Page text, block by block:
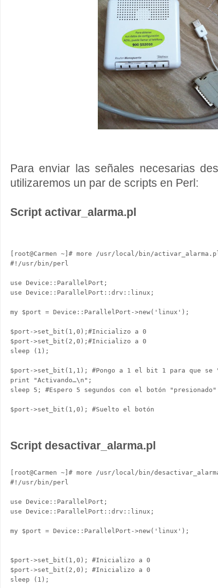
Para enviar las señales necesarias
utilizaremos un par de scripts en Perl:
Script activar_alarma.pl
[root@Carmen ~]# more /usr/local/bin/
#!/usr/bin/perl
use Device::ParallelPort;
use Device::ParallelPort::drv::linux;
my $port = Device::ParallelPort->new('linux');
$port->set_bit(1,0);#Inicializo a 0
$port->set_bit(2,0);#Inicializo a 0
sleep (1);
$port->set_bit(1,1); #Pongo a 1 el bit 1 para que se
print "Activando…\n";
sleep 5; #Espero 5 segundos con el botón "presionado"
$port->set_bit(1,0); #Suelto el botón
Script desactivar_alarma.pl
[root@Carmen ~]# more /usr/local/bin/
#!/usr/bin/perl
use Device::ParallelPort;
use Device::ParallelPort::drv::linux;
my $port = Device::ParallelPort->new('linux');
$port->set_bit(1,0); #Inicializo a 0
$port->set_bit(2,0); #Inicializo a 0
sleep (1);